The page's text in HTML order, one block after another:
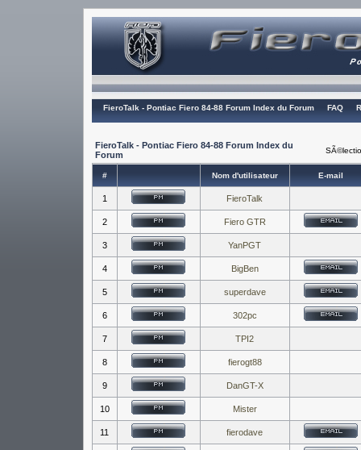
FieroTalk - Pontiac Fiero 84-88 Forum Index du Forum FAQ
FieroTalk - Pontiac Fiero 84-88 Forum Index du
Forum
# Nom d'utilisateur E-mail
1 FieroTalk
2 Fiero GTR
3 YanPGT
4 BigBen
5 superdave
6 302pc
7 TPI2
8 fierogt88
9 DanGT-X
10 Mister
11 fierodave